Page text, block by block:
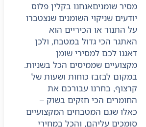
מסיר שומניםאנחנו בקלין פלוס
יודעים שניקוי השומנים שנצטברו
על התנור או הכיריים הוא
האתגר הכי גדול במטבח, ולכן
דאגנו לכם למסירי שומן
מקצועיים שממיסים הכל בשניות.
במקום לבזבז כוחות ושעות של
קרצוף, בחרנו עבורכם את
החומרים הכי חזקים בשוק –
כאלו שגם המטבחים המקצועיים
סומכים עליהם, והכל במחירי